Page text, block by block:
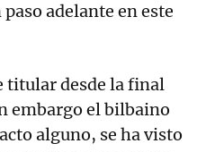
adelante en este
titular desde la final
embargo el bilbaino
alguno, se ha visto